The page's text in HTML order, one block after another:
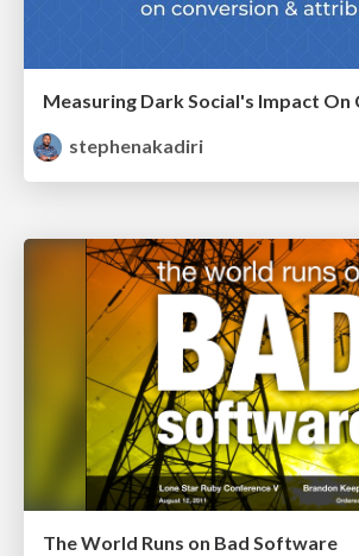
stephenakadiri
The World Runs on Bad Software